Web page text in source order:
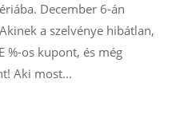
December 6-án
a szelvénye hibátlan,
%-os kupont, és még
Aki most...